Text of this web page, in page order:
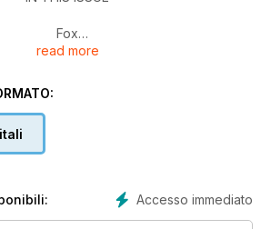
Fox
Conscious
read more
Accesso immediato